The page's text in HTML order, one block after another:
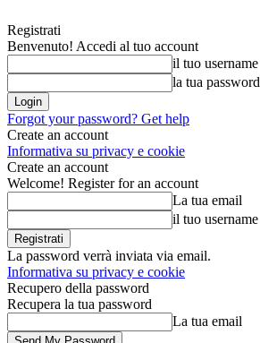
Registrati
Benvenuto! Accedi al tuo account
il tuo username
la tua password
Forgot your password? Get help
Create an account
Informativa su privacy e cookie
Create an account
Welcome! Register for an account
La tua email
il tuo username
La password verrà inviata via email.
Informativa su privacy e cookie
Recupero della password
Recupera la tua password
La tua email